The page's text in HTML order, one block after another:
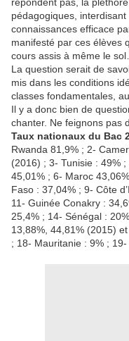
pédagogiques,
connaissances efficace
manifesté par ces élèves
cours assis à même le
La question serait de
mis dans les conditions
classes fondamentales,
Il y a donc bien de
chanter. Ne feignons pas
Taux nationaux du Bac
Rwanda 81,9% ; 2-
(2016) ; 3- Tunisie : 49%
45,01% ; 6- Maroc
Faso : 37,04% ; 9- Côte
11- Guinée Conakry :
25,4% ; 14- Sénégal :
13,88%, 44,81% (2015)
; 18- Mauritanie : 9% ;